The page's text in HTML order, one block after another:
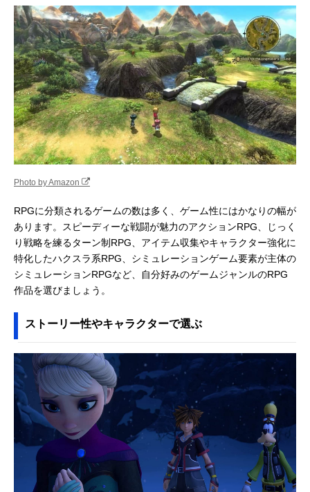
Photo by Amazon
RPGに分類されるゲームの数は多く、ゲーム性にはかなりの幅が
あります。スピーディーな戦闘が魅力のアクションRPG、じっく
り戦略を練るターン制RPG、アイテム収集やキャラクター強化に
特化したハクスラ系RPG、シミュレーションゲーム要素が主体の
シミュレーションRPGなど、自分好みのゲームジャンルのRPG
作品を選びましょう。
ストーリー性やキャラクターで選ぶ